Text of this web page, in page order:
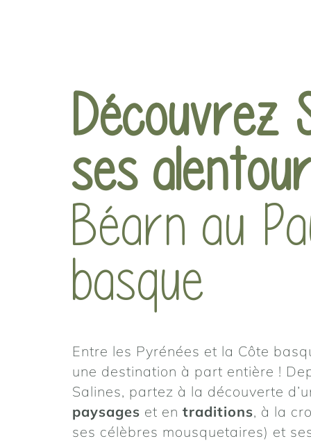
Découvrez
ses
Béarn au
basque
Entre les Pyrénées et la Côte
une destination à part entière !
Salines, partez à la découverte
paysages et en traditions, à la
ses célèbres mousquetaires) et